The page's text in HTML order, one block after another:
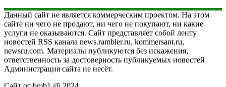
Данный сайт не является коммерческим проектом. На этом
сайте ни чего не продают, ни чего не покупают, ни какие
услуги не оказываются. Сайт представляет собой ленту
новостей RSS канала news.rambler.ru, kommersant.ru,
newsru.com. Материалы публикуются без искажения,
ответственность за достоверность публикуемых новостей
Администрация сайта не несёт.